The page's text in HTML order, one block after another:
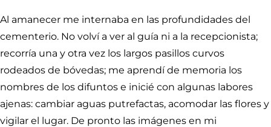
Al amanecer me internaba en las profundidades del
cementerio. No volví a ver al guía ni a la recepcionista;
recorría una y otra vez los largos pasillos curvos
rodeados de bóvedas; me aprendí de memoria los
nombres de los difuntos e inicié con algunas labores
ajenas: cambiar aguas putrefactas, acomodar las flores y
vigilar el lugar. De pronto las imágenes en mi